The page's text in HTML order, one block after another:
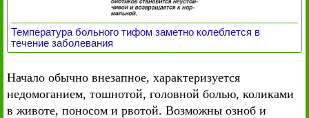
Температура больного тифом заметно колеблется в
течение заболевания
Начало обычно внезапное, характеризуется
недомоганием, тошнотой, головной болью, коликами
в животе, поносом и рвотой. Возможны озноб и